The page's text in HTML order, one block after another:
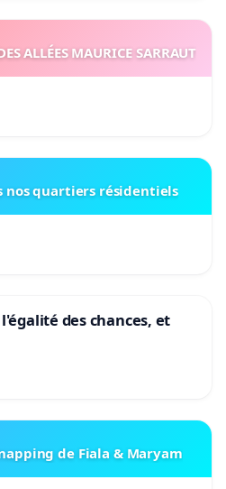
ALLÉES MAURICE SARRAUT
nos quartiers résidentiels
des chances, et
de Fiala & Maryam